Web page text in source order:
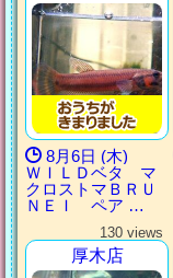
8月6日 (木)
ＷＩＬＤベタ マ
クロストマＢＲＵ
ＮＥＩ ペア …
130 views
厚木店